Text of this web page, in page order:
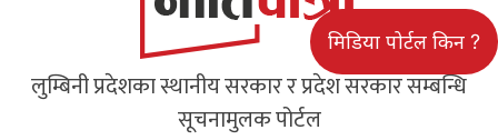
लुम्बिनी प्रदेशका स्थानीय सरकार र प्रदेश सरकार सम्बन्धि
सूचनामुलक पोर्टल
मिडिया पोर्टल किन ?